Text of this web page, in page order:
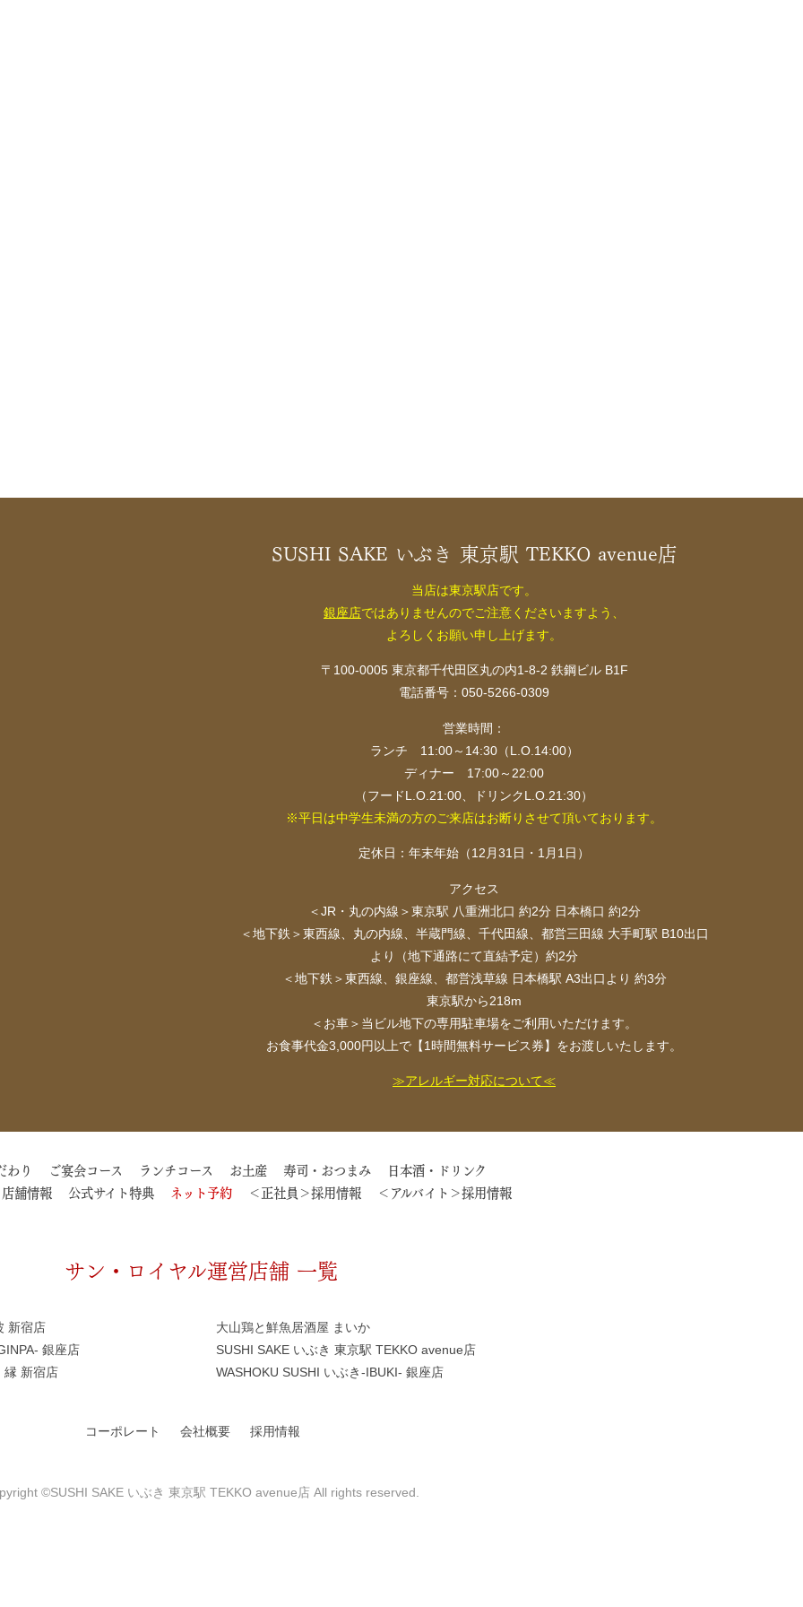
SUSHI SAKE いぶき 東京駅 TEKKO avenue店
当店は東京駅店です。
銀座店ではありませんのでご注意くださいますよう、
よろしくお願い申し上げます。
〒100-0005 東京都千代田区丸の内1-8-2 鉄鋼ビル B1F
電話番号：050-5266-0309
営業時間：
ランチ 11:00～14:30（L.O.14:00）
ディナー 17:00～22:00
（フードL.O.21:00、ドリンクL.O.21:30）
※平日は中学生未満の方のご来店はお断りさせて頂いております。
定休日：年末年始（12月31日・1月1日）
アクセス
＜JR・丸の内線＞東京駅 八重洲北口 約2分 日本橋口 約2分
＜地下鉄＞東西線、丸の内線、半蔵門線、千代田線、都営三田線 大手町駅 B10出口
より（地下通路にて直結予定）約2分
＜地下鉄＞東西線、銀座線、都営浅草線 日本橋駅 A3出口より 約3分
東京駅から218m
＜お車＞当ビル地下の専用駐車場をご利用いただけます。
お食事代金3,000円以上で【1時間無料サービス券】をお渡しいたします。
≫アレルギー対応について≪
わり ご宴会コース ランチコース お土産 寿司・おつまみ
日本酒・ドリンク
店舗情報 公式サイト特典 ネット予約 ＜正社員＞採用情報 ＜アルバイト＞採用情報
サン・ロイヤル運営店舗 一覧
新宿店
銀座店
縁 新宿店
大山鶏と鮮魚居酒屋 まいか
SUSHI SAKE いぶき 東京駅 TEKKO avenue店
WASHOKU SUSHI いぶき-IBUKI- 銀座店
コーポレート 会社概要 採用情報
©SUSHI SAKE いぶき 東京駅 TEKKO avenue店 All rights reserved.